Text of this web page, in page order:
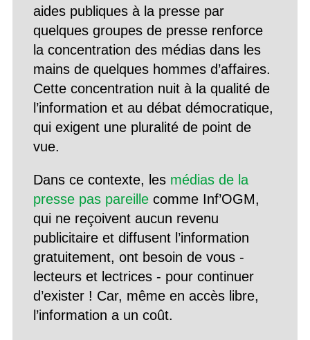
aides publiques à la presse par
quelques groupes de presse renforce
la concentration des médias dans les
mains de quelques hommes d’affaires.
Cette concentration nuit à la qualité de
l’information et au débat démocratique,
qui exigent une pluralité de point de
vue.
Dans ce contexte, les médias de la
presse pas pareillecomme Inf’OGM,
qui ne reçoivent aucun revenu
publicitaire et diffusent l’information
gratuitement, ont besoin de vous -
lecteurs et lectrices - pour continuer
d’exister ! Car, même en accès libre,
l’information a un coût.